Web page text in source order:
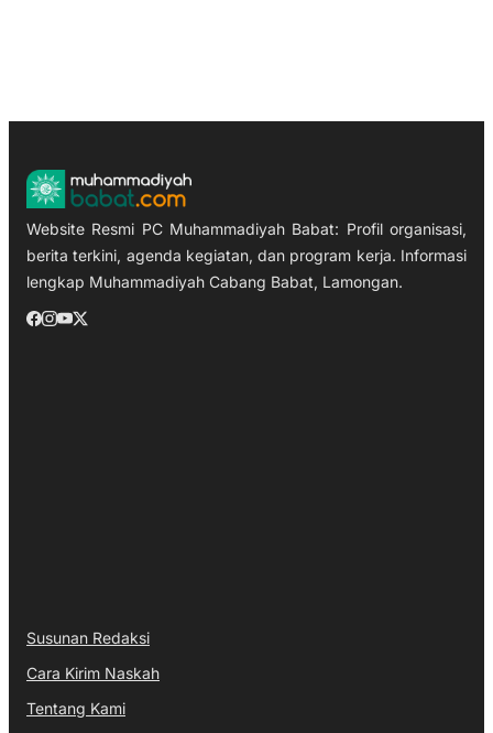
Website Resmi PC Muhammadiyah Babat: Profil organisasi,
berita terkini, agenda kegiatan, dan program kerja. Informasi
lengkap Muhammadiyah Cabang Babat, Lamongan.
Susunan Redaksi
Cara Kirim Naskah
Tentang Kami